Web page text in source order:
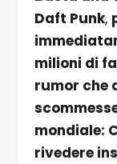
Daft Punk,
milioni di
rumor che
mondiale:
rivedere